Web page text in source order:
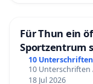
Für Thun ein
Sportzentrum
10 Unterschriften
10 Unterschriften
18 Jul 2026